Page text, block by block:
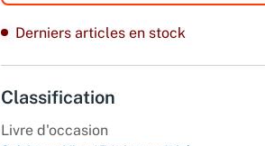
Derniers articles en stock
Classification
Livre d'occasion